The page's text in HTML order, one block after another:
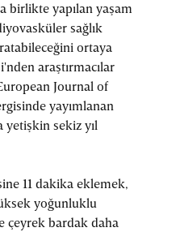
birlikte yapılan yaşam
sağlık
ortaya
araştırmacılar
Journal of
yayımlanan
yetişkin sekiz yıl
11 dakika eklemek,
yoğunluklu
çeyrek bardak daha